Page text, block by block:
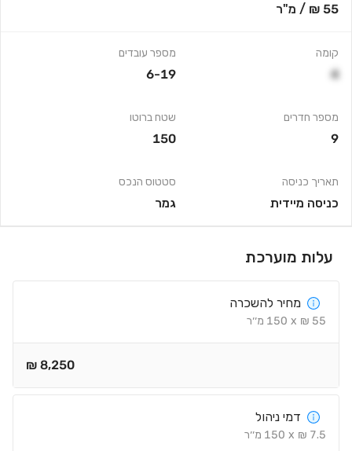
55 ₪
/ מ"ר
קומה
4
מספר חדרים
9
תאריך כניסה
כניסה מיידית
מספר עובדים
6-19
שטח ברוטו
150
סטטוס הנכס
גמר
עלות מוערכת
מחיר להשכרה
55
₪
x
150 מ׳׳ר
8,250
₪
דמי ניהול
7.5
₪
x
150 מ׳׳ר